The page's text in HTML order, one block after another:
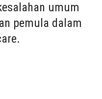
umum
pemula dalam